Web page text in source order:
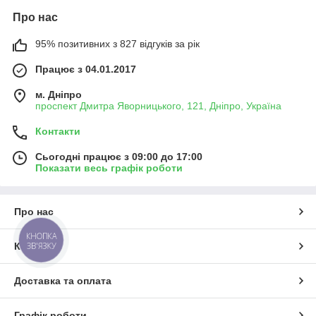
Про нас
95% позитивних з 827 відгуків за рік
Працює з 04.01.2017
м. Дніпро
проспект Дмитра Яворницького, 121, Дніпро, Україна
Контакти
Сьогодні працює з 09:00 до 17:00
Показати весь графік роботи
Про нас
Контакти
Доставка та оплата
КНОПКА
ЗВ'ЯЗКУ